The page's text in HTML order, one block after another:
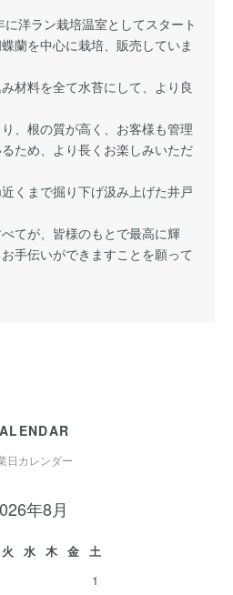
洋ラン栽培温室としてスタート
蘭を中心に栽培、販売していま
材料を全て水苔にして、より良
、根の質が高く、お客様も管理
ため、より長くお楽しみいただ
くまで掘り下げ汲み上げた井戸
てが、皆様のもとで最高に輝
手伝いができますことを願って
日カレンダー
年8月
火 水 木 金
土
1